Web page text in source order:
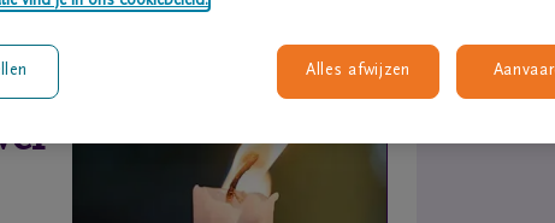
Alles afwijzen